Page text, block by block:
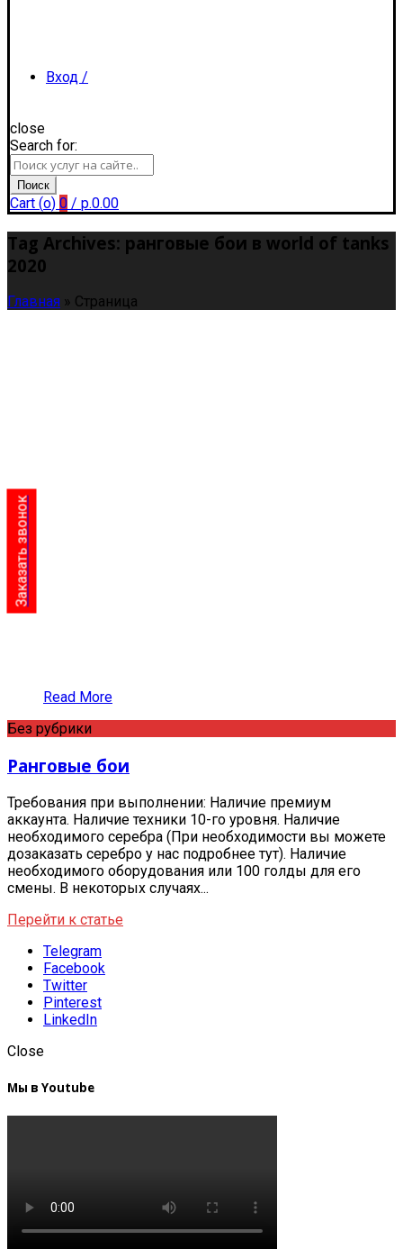
Вход /
Регистрация
close
Search for:
Поиск
Cart (o) 0 / р.0.00
Tag Archives: ранговые бои в world of tanks
2020
Главная » Страница
Read More
Без рубрики
Ранговые бои
Требования при выполнении: Наличие премиум
аккаунта. Наличие техники 10-го уровня. Наличие
необходимого серебра (При необходимости вы можете
дозаказать серебро у нас подробнее тут). Наличие
необходимого оборудования или 100 голды для его
смены. В некоторых случаях...
Перейти к статье
Telegram
Facebook
Twitter
Pinterest
LinkedIn
Close
Мы в Youtube
Заказать звонок